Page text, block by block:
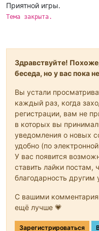
Приятной игры.
Тема закрыта.
Здравствуйте!
беседа, но у вас пока
Вы устали
каждый раз, когда
регистрации, вам не
в которых вы
уведомления о новых
удобно (по
У вас появится
ставить лайки постам,
благодарность другим
С вашими
ещё лучше 💗
Зарегистрироваться